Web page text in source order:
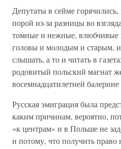
Депутаты в сейме
порой из-за разницы во
томные и нежные, влюбчивые
головы и молодым и старым,
слышать, а то и читать в
родовитый польский магнат
восемнадцатилетней
Русская эмиграция была
каким причинам, вероятно,
«к центрам» и в Польше не
и потому, что получить